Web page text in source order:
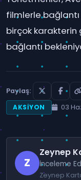
filmlerle
birçok karakterin
bağlantı
Paylaş:
AKSIYON
03
Z
Zeynep
İnceleme